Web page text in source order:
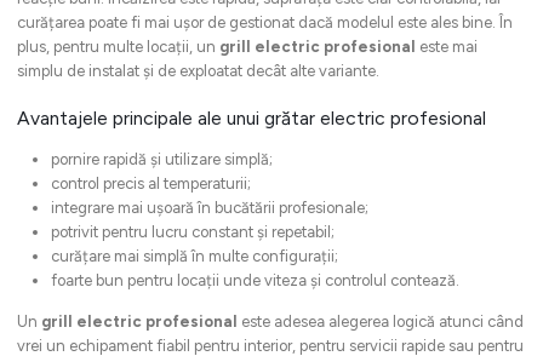
curățarea poate fi mai ușor de gestionat dacă modelul este ales bine. În
plus, pentru multe locații, un grill electric profesional este mai
simplu de instalat și de exploatat decât alte variante.
Avantajele principale ale unui grătar electric profesional
pornire rapidă și utilizare simplă;
control precis al temperaturii;
integrare mai ușoară în bucătării profesionale;
potrivit pentru lucru constant și repetabil;
curățare mai simplă în multe configurații;
foarte bun pentru locații unde viteza și controlul contează.
Un grill electric profesional este adesea alegerea logică atunci când
vrei un echipament fiabil pentru interior, pentru servicii rapide sau pentru